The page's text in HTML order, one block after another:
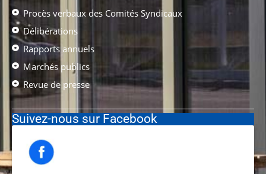
Procès verbaux des Comités Syndicaux
Délibérations
Rapports annuels
Marchés publics
Revue de presse
Suivez-nous sur Facebook